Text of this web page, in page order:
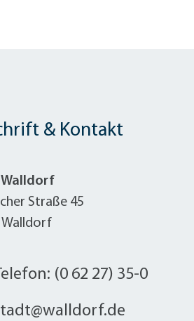
& Kontakt
Straße 45
Walldorf
(0 62 27) 35-0